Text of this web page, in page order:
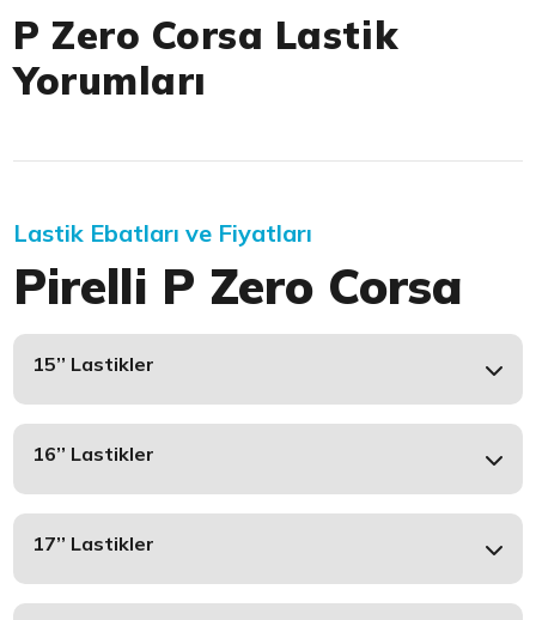
P Zero Corsa Lastik
Yorumları
Lastik Ebatları ve Fiyatları
Pirelli P Zero Corsa
15’’ Lastikler
16’’ Lastikler
17’’ Lastikler